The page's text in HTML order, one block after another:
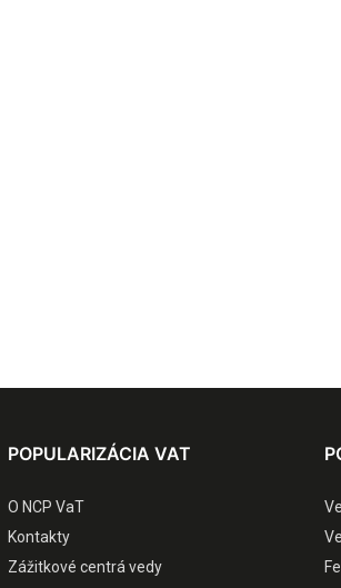
POPULARIZÁCIA VAT
O NCP VaT
Kontakty
Zážitkové centrá vedy